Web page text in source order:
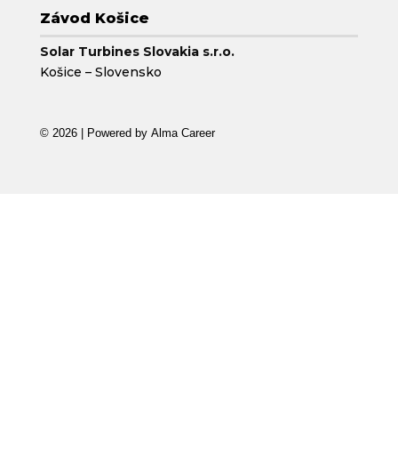
Závod Košice
Solar Turbines Slovakia s.r.o.
Košice – Slovensko
© 2026 | Powered by Alma Career